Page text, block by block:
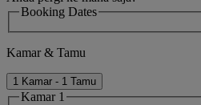
Booking Dates
Kamar & Tamu
1 Kamar - 1 Tamu
Kamar 1